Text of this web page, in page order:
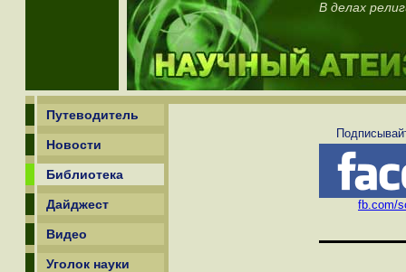
В делах
Путеводитель
Новости
Библиотека
Дайджест
Видео
Уголок науки
fb.com/